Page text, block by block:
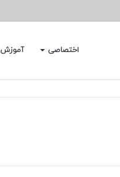
اختصاصی آموزش